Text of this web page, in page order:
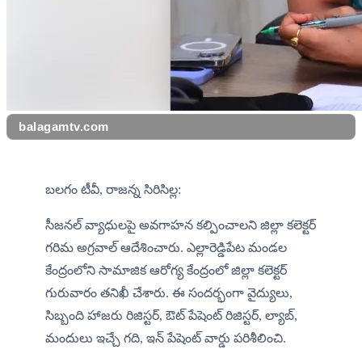
balagamtv.com
బలగం టీవీ, రాజన్న సిరిసిల్ల:
సీజనల్ వ్యాధులపై అవగాహన కల్పించాలని జిల్లా కలెక్టర్
గరిమ అగ్రవాల్ ఆదేశించారు. ఎల్లారెడ్డిపేట మండల
కేంద్రంలోని సామాజిక ఆరోగ్య కేంద్రంలో జిల్లా కలెక్టర్
గురువారం తనిఖీ చేశారు. ఈ సందర్భంగా వైద్యులు,
సిబ్బంది హాజరు రిజిస్టర్, ఔట్ పేషెంట్ రిజిస్టర్, ల్యాబ్,
మందులు ఇచ్చే గది, ఇన్ పేషెంట్ వార్డు పరిశీలించి.